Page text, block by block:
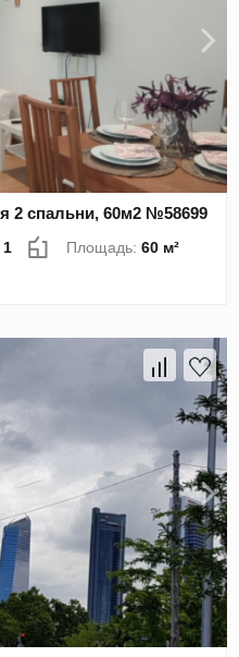
2 спальни, 60м2 №58699
1 Площадь:60 м²